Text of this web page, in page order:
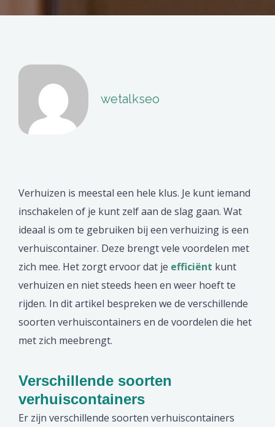
wetalkseo
Verhuizen is meestal een hele klus. Je kunt iemand
inschakelen of je kunt zelf aan de slag gaan. Wat
ideaal is om te gebruiken bij een verhuizing is een
verhuiscontainer. Deze brengt vele voordelen met
zich mee. Het zorgt ervoor dat je efficiënt kunt
verhuizen en niet steeds heen en weer hoeft te
rijden. In dit artikel bespreken we de verschillende
soorten verhuiscontainers en de voordelen die het
met zich meebrengt.
Verschillende soorten
verhuiscontainers
Er zijn verschillende soorten verhuiscontainers